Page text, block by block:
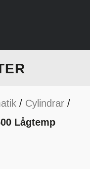
/ Cylindrar /
Lågtemp